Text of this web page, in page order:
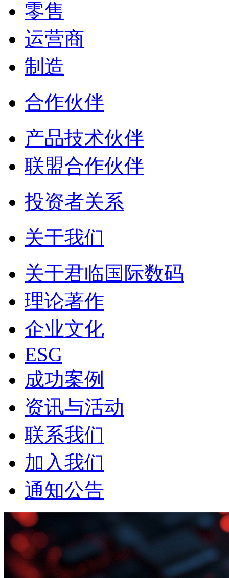
零售
运营商
制造
合作伙伴
产品技术伙伴
联盟合作伙伴
投资者关系
关于我们
关于君临国际数码
理论著作
企业文化
ESG
成功案例
资讯与活动
联系我们
加入我们
通知公告